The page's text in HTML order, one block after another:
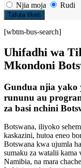
Njia moja
Rudi
Tafuta tiketi
[wbtm-bus-search]
Uhifadhi wa
Mkondoni
Gundua njia yako
rununu au
za basi nchini
Botswana, iliyoko
kaskazini, hutoa eneo
Botswana kwa ujumla
sumaku za watalii
Namibia, na mara